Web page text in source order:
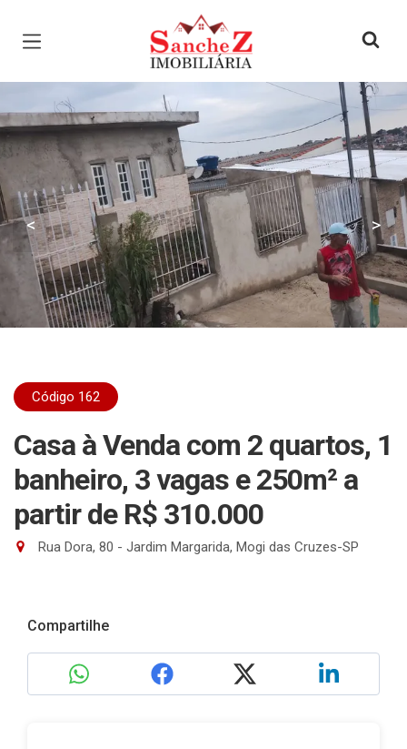
Página inicial
< >
Código 162
Casa à Venda com 2 quartos, 1
banheiro, 3 vagas e 250m² a
partir de R$ 310.000
Rua Dora, 80 - Jardim Margarida, Mogi das Cruzes-SP
Compartilhe